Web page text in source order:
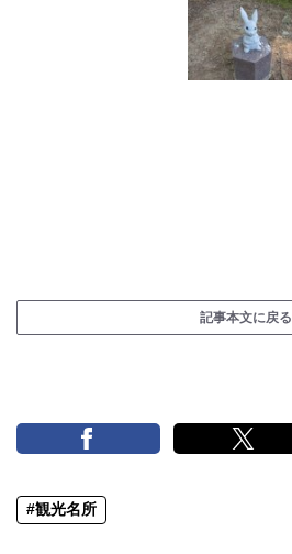
記事本文に戻る
#観光名所